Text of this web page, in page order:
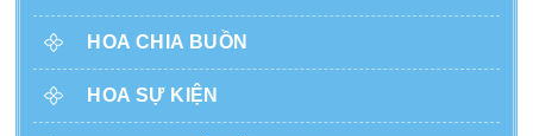
HOA CHIA BUỒN
HOA SỰ KIỆN